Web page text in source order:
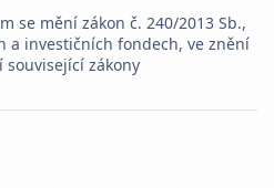
se mění zákon č. 240/2013 Sb.,
a investičních fondech, ve znění
zákony